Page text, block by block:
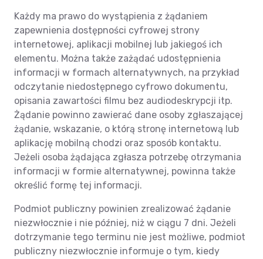
Każdy ma prawo do wystąpienia z żądaniem
zapewnienia dostępności cyfrowej strony
internetowej, aplikacji mobilnej lub jakiegoś ich
elementu. Można także zażądać udostępnienia
informacji w formach alternatywnych, na przykład
odczytanie niedostępnego cyfrowo dokumentu,
opisania zawartości filmu bez audiodeskrypcji itp.
Żądanie powinno zawierać dane osoby zgłaszającej
żądanie, wskazanie, o którą stronę internetową lub
aplikację mobilną chodzi oraz sposób kontaktu.
Jeżeli osoba żądająca zgłasza potrzebę otrzymania
informacji w formie alternatywnej, powinna także
określić formę tej informacji.
Podmiot publiczny powinien zrealizować żądanie
niezwłocznie i nie później, niż w ciągu 7 dni. Jeżeli
dotrzymanie tego terminu nie jest możliwe, podmiot
publiczny niezwłocznie informuje o tym, kiedy